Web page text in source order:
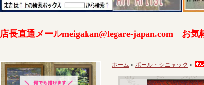
店長直通メールmeigakan@legare-japan.com お気
ホーム » ポール・シニャック »